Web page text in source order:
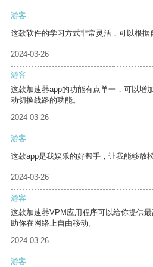
游客
这款软件的学习方式非常灵活，可以根据
2024-03-26
游客
这款加速器app的功能有点单一，可以增
动切换线路的功能。
2024-03-26
游客
这款app是我娱乐的好帮手，让我能够放
2024-03-26
游客
这款加速器VPM应用程序可以给你提供
助你在网络上自由移动。
2024-03-26
游客